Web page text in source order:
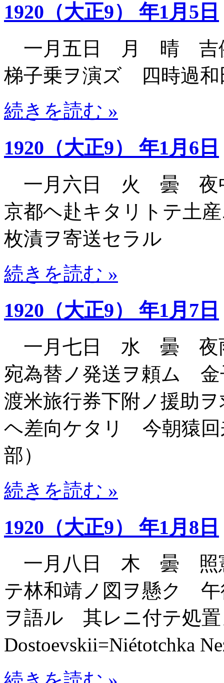
1920（大正9） 年1月5日
一月五日 月 晴 吉例
梯子乗ヲ演ズ 四時過
続きを読む »
1920（大正9） 年1月6日
一月六日 火 曇 夜
京都ヘ赴キタリトテ土
枚漬ヲ寄送セラル
続きを読む »
1920（大正9） 年1月7日
一月七日 水 曇 夜
宛為替ノ発送ヲ頼ム
渡米旅行券下附ノ援助
ヘ差向ケタリ 今朝猿
部）
続きを読む »
1920（大正9） 年1月8日
一月八日 木 曇 照憲
テ林和靖ノ図ヲ懸ク 午
ヲ語ル 其レニ付テ処
Dostoevskii=Niétotchka